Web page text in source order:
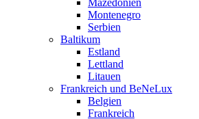
Mazedonien
Montenegro
Serbien
Baltikum
Estland
Lettland
Litauen
Frankreich und BeNeLux
Belgien
Frankreich